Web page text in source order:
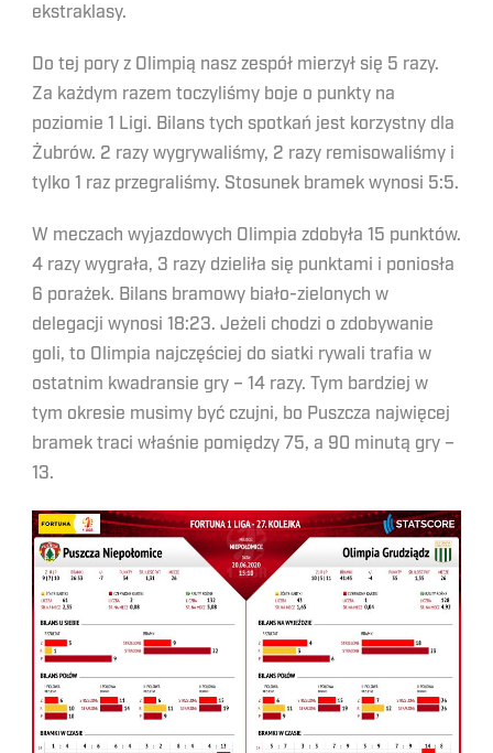
ekstraklasy.
Do tej pory z Olimpią nasz zespół mierzył się 5 razy.
Za każdym razem toczyliśmy boje o punkty na
poziomie 1 Ligi. Bilans tych spotkań jest korzystny dla
Żubrów. 2 razy wygrywaliśmy, 2 razy remisowaliśmy i
tylko 1 raz przegraliśmy. Stosunek bramek wynosi 5:5.
W meczach wyjazdowych Olimpia zdobyła 15 punktów.
4 razy wygrała, 3 razy dzieliła się punktami i poniosła
6 porażek. Bilans bramowy biało-zielonych w
delegacji wynosi 18:23. Jeżeli chodzi o zdobywanie
goli, to Olimpia najczęściej do siatki rywali trafia w
ostatnim kwadransie gry – 14 razy. Tym bardziej w
tym okresie musimy być czujni, bo Puszcza najwięcej
bramek traci właśnie pomiędzy 75, a 90 minutą gry –
13.